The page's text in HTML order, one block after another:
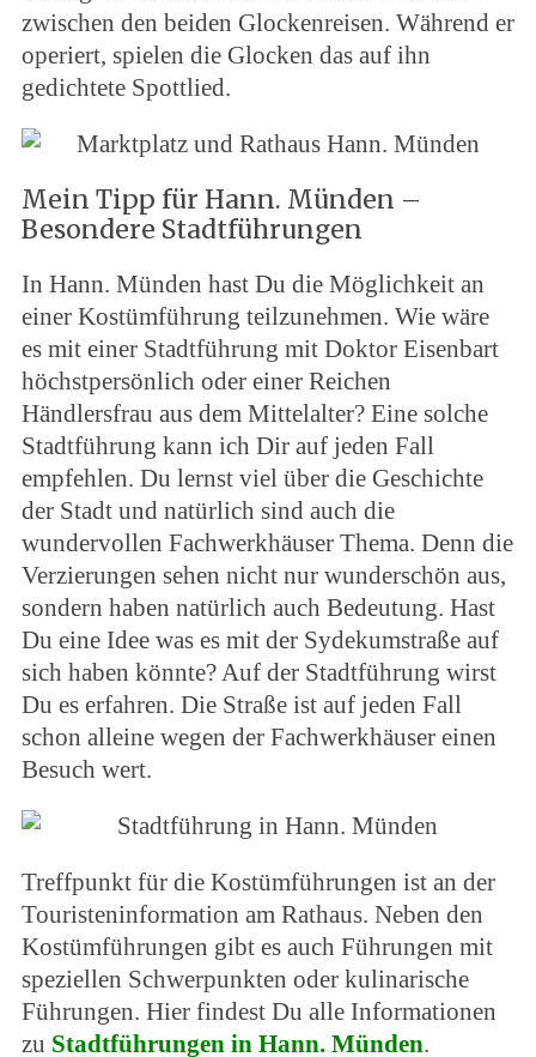
zwischen den beiden Glockenreisen. Während er
operiert, spielen die Glocken das auf ihn
gedichtete Spottlied.
Mein Tipp für Hann. Münden –
Besondere Stadtführungen
In Hann. Münden hast Du die Möglichkeit an
einer Kostümführung teilzunehmen. Wie wäre
es mit einer Stadtführung mit Doktor Eisenbart
höchstpersönlich oder einer Reichen
Händlersfrau aus dem Mittelalter? Eine solche
Stadtführung kann ich Dir auf jeden Fall
empfehlen. Du lernst viel über die Geschichte
der Stadt und natürlich sind auch die
wundervollen Fachwerkhäuser Thema. Denn die
Verzierungen sehen nicht nur wunderschön aus,
sondern haben natürlich auch Bedeutung. Hast
Du eine Idee was es mit der Sydekumstraße auf
sich haben könnte? Auf der Stadtführung wirst
Du es erfahren. Die Straße ist auf jeden Fall
schon alleine wegen der Fachwerkhäuser einen
Besuch wert.
Treffpunkt für die Kostümführungen ist an der
Touristeninformation am Rathaus. Neben den
Kostümführungen gibt es auch Führungen mit
speziellen Schwerpunkten oder kulinarische
Führungen. Hier findest Du alle Informationen
zu Stadtführungen in Hann. Münden.